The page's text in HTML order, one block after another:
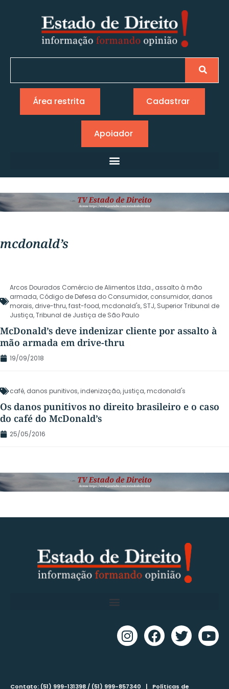
Área restrita Cadastrar
Apoiador
mcdonald’s
Arcos Dourados Comércio de Alimentos Ltda., assalto à mão
armada, Código de Defesa do Consumidor, consumidor, danos
morais, drive-thru,fast-food,mcdonald's, STJ, Superior Tribunal de
Justiça,Tribunal de Justiça de São Paulo
McDonald’s deve indenizar cliente por assalto à
mão armada em drive-thru
19/09/2018
café, danos punitivos,indenização,justiça,mcdonald's
Os danos punitivos no direito brasileiro e o caso
do café do McDonald’s
25/05/2016
Contato: (51) 999-131398 / (51) 999-857340 | Políticas de